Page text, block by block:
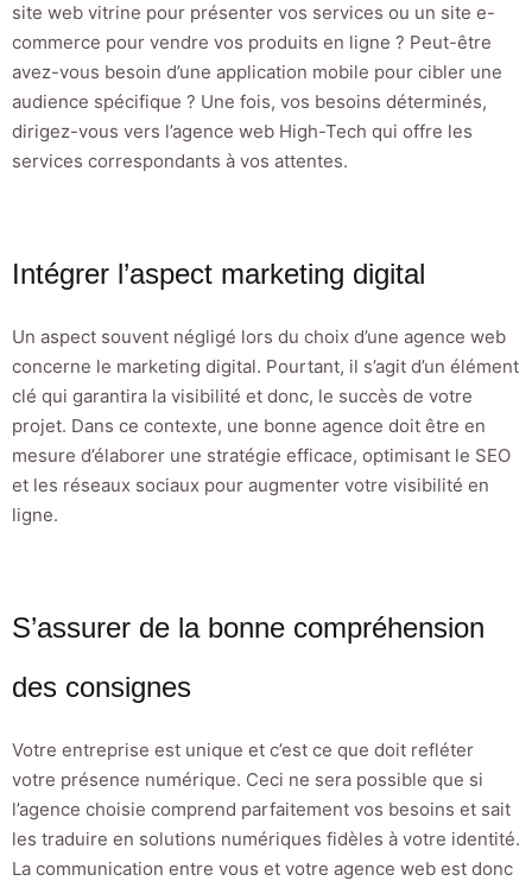
site web vitrine pour présenter vos services ou un site e-
commerce pour vendre vos produits en ligne ? Peut-être
avez-vous besoin d’une application mobile pour cibler une
audience spécifique ? Une fois, vos besoins déterminés,
dirigez-vous vers l’agence web High-Tech qui offre les
services correspondants à vos attentes.
Intégrer l’aspect marketing digital
Un aspect souvent négligé lors du choix d’une agence web
concerne le marketing digital. Pourtant, il s’agit d’un élément
clé qui garantira la visibilité et donc, le succès de votre
projet. Dans ce contexte, une bonne agence doit être en
mesure d’élaborer une stratégie efficace, optimisant le SEO
et les réseaux sociaux pour augmenter votre visibilité en
ligne.
S’assurer de la bonne compréhension
des consignes
Votre entreprise est unique et c’est ce que doit refléter
votre présence numérique. Ceci ne sera possible que si
l’agence choisie comprend parfaitement vos besoins et sait
les traduire en solutions numériques fidèles à votre identité.
La communication entre vous et votre agence web est donc